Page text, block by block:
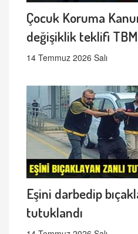
Çocuk Koruma
değişiklik teklifi
14 Temmuz 2026 Salı
Eşini darbedip
tutuklandı